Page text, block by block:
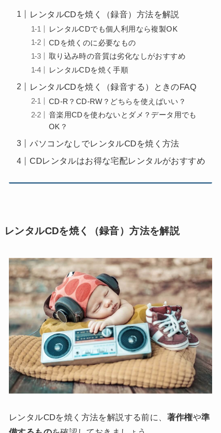
レンタルCDを焼く（録音）方法を解説
レンタルCDでも個人利用なら複製OK
CDを焼くのに必要なもの
取り込み時の音質は劣化なしがおすすめ
レンタルCDを焼く手順
レンタルCDを焼く（録音する）ときのFAQ
CD-R？CD-RW？どちらを使えばいい？
音楽用CDを使わないとダメ？データ用でも
OK？
パソコンなしでレンタルCDを焼く方法
CDレンタルはお得な宅配レンタルがおすすめ
レンタルCDを焼く（録音）方法を解説
レンタルCDを焼く方法を解説する前に、 著作権や準